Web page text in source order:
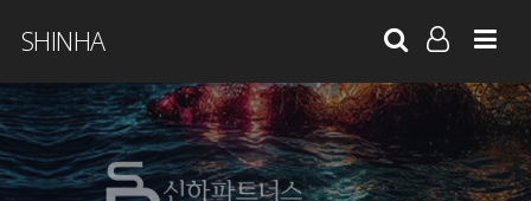
SHINHA
LOG IN
SIGN UP